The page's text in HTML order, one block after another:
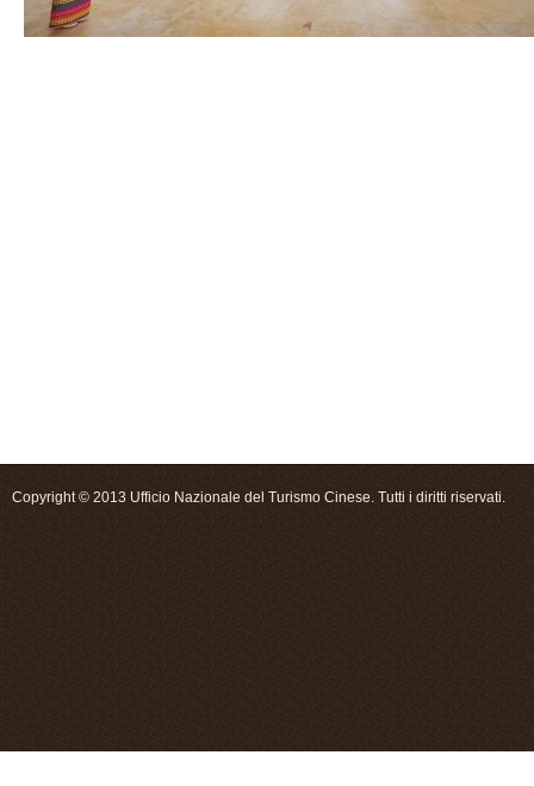
Copyright © 2013 Ufficio Nazionale del Turismo Cinese. Tutti i diritti riservati.